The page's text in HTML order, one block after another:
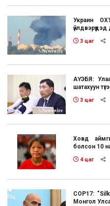
Украин
3 цаг
АҮЭБЯ:
шатахуун
3 цаг
Ховд
болсон 10
4 цаг
COP17:
Монгол